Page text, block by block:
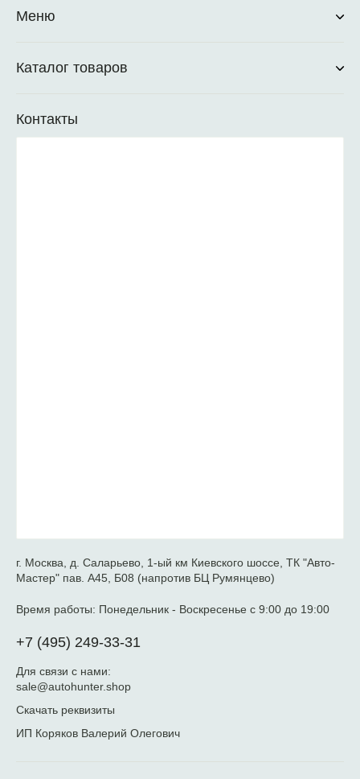
Меню
Каталог товаров
Контакты
г. Москва, д. Саларьево, 1-ый км Киевского шоссе, ТК "Авто-
Мастер" пав. А45, Б08 (напротив БЦ Румянцево)
Время работы: Понедельник - Воскресенье с 9:00 до 19:00
+7 (495) 249-33-31
Для связи с нами:
sale@autohunter.shop
Скачать реквизиты
ИП Коряков Валерий Олегович